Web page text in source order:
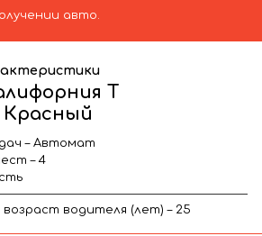
авто.
Т
– Автомат
– 4
водителя (лет) – 25